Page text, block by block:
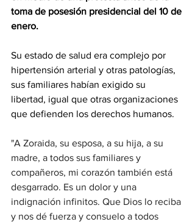
toma de posesión presidencial del 10 de
enero.
Su estado de salud era complejo por
hipertensión arterial y otras patologías,
sus familiares habían exigido su
libertad, igual que otras organizaciones
que defienden los derechos humanos.
"A Zoraida, su esposa, a su hija, a su
madre, a todos sus familiares y
compañeros, mi corazón también está
desgarrado. Es un dolor y una
indignación infinitos. Que Dios lo reciba
y nos dé fuerza y consuelo a todos